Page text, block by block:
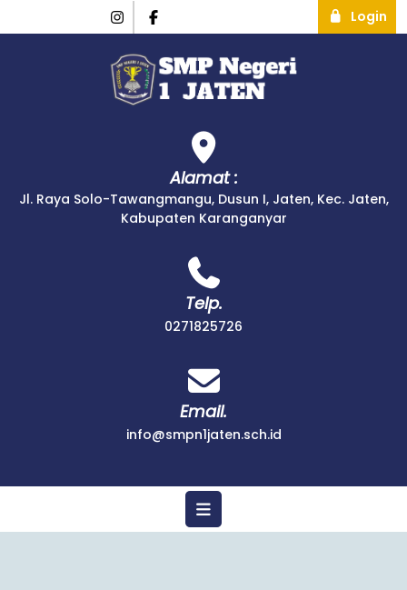
Login
Alamat :
Jl. Raya Solo-Tawangmangu, Dusun I, Jaten, Kec. Jaten,
Kabupaten Karanganyar
Telp.
0271825726
Email.
info@smpn1jaten.sch.id